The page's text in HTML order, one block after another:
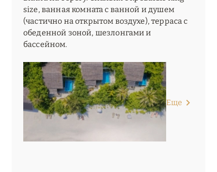
size, ванная комната с ванной и душем
(частично на открытом воздухе), терраса с
обеденной зоной, шезлонгами и
бассейном.
Еще